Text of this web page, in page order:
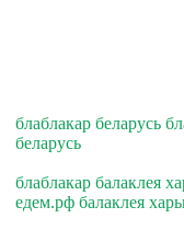
блаблакар беларусь
беларусь
блаблакар балаклея
едем.рф балаклея